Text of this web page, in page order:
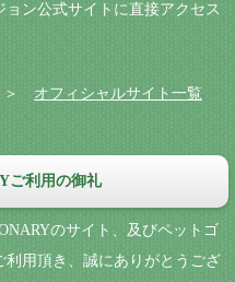
ン公式サイトに直接アクセス
オフィシャルサイト一覧
ご利用の御礼
のサイト、及びペットゴ
用頂き、誠にありがとうござ